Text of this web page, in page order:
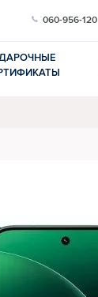
060-956-120